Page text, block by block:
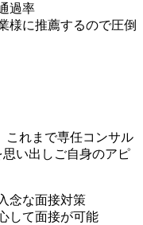
過率
様に推薦するので圧倒
これまで専任コンサル
い出しご自身のアピ
念な面接対策
して面接が可能